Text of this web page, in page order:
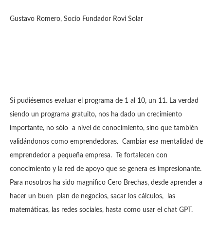
Gustavo Romero, Socio Fundador Rovi Solar
Si pudiésemos evaluar el programa de 1 al 10, un 11. La verdad
siendo un programa gratuito, nos ha dado un crecimiento
importante, no sólo a nivel de conocimiento, sino que también
validándonos como emprendedoras. Cambiar esa mentalidad de
emprendedor a pequeña empresa. Te fortalecen con
conocimiento y la red de apoyo que se genera es impresionante.
Para nosotros ha sido magnifico Cero Brechas, desde aprender a
hacer un buen plan de negocios, sacar los cálculos, las
matemáticas, las redes sociales, hasta como usar el chat GPT.